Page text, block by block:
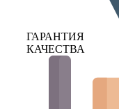
ГАРАНТИЯ
КАЧЕСТВА